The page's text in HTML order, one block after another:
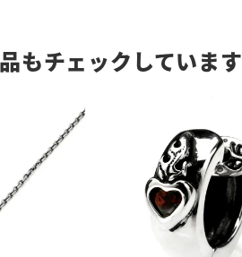
もチェックしています